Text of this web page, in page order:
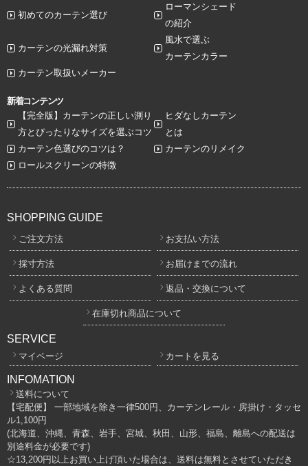
初めてのカーテン選び
ローマンシェード
の紹介
カーテンの光漏れ対策
風水で選ぶ
カーテンカラー
カーテン取扱いメーカー
新着コンテンツ
【完全版】カーテンの正しい測り
方とぴったりなサイズを選ぶコツ
ヒダなしカーテン
とは
カーテン色選びのコツは？
カーテンのリメイク
ロールスクリーンの特徴
SHOPPING GUIDE
ご注文方法 お支払い方法
採寸方法 お届けまでの流れ
よくある質問 返品・交換について
在庫切れ商品について
SERVICE
マイページ カートを見る
INFOMATION
送料について
【宅配便】 一部地域を除き一律500円、カーテンレール・房掛け・タッセ
ル1,100円
(北海道、沖縄、青森、岩手、宮城、秋田、山形、福島、離島への配送は
別途料金が必要です)
☆13,200円以上お買い上げ頂いた場合は、送料は無料とさせていただき